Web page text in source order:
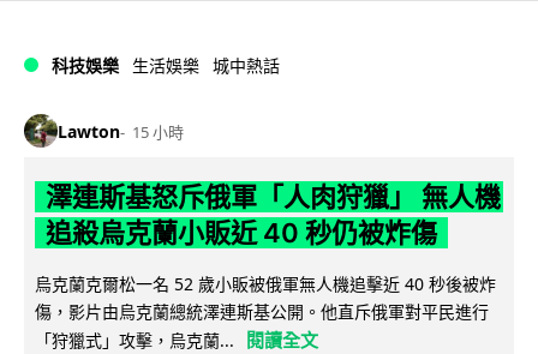
科技娛樂 生活娛樂 城中熱話
Lawton 15 小時
澤連斯基怒斥俄軍「人肉狩獵」 無人機
追殺烏克蘭小販近 40 秒仍被炸傷
烏克蘭克爾松一名 52 歲小販被俄軍無人機追擊近 40 秒後被炸
傷，影片由烏克蘭總統澤連斯基公開。他直斥俄軍對平民進行
「狩獵式」攻擊，烏克蘭...
閱讀全文